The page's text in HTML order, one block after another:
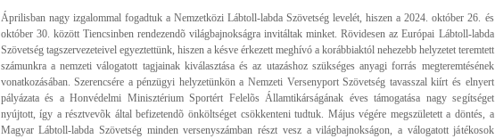
Áprilisban nagy izgalommal fogadtuk a Nemzetközi Lábtoll-labda Szövetség levelét, hiszen a 2024. október 26. és
október 30. között Tiencsinben rendezendõ világbajnokságra invitáltak minket. Rövidesen az Európai Lábtoll-labda
Szövetség tagszervezeteivel egyeztettünk, hiszen a késve érkezett meghívó a korábbiaktól nehezebb helyzetet teremtett
számunkra a nemzeti válogatott tagjainak kiválasztása és az utazáshoz szükséges anyagi forrás megteremtésének
vonatkozásában. Szerencsére a pénzügyi helyzetünkön a Nemzeti Versenyport Szövetség tavasszal kiírt és elnyert
pályázata és a Honvédelmi Minisztérium Sportért Felelõs Államtikárságának éves támogatása nagy segítséget
nyújtott, így a résztvevõk által befizetendõ önköltséget csökkenteni tudtuk. Május végére megszületett a döntés, a
Magyar Lábtoll-labda Szövetség minden versenyszámban részt vesz a világbajnokságon, a válogatott játékosok